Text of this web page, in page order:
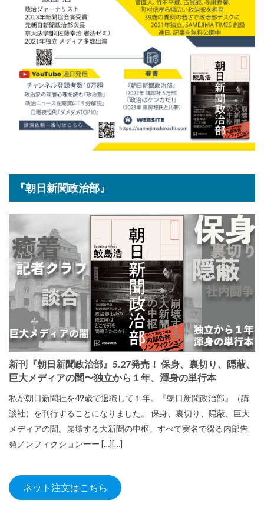
『朝日新聞政治部』
新刊『朝日新聞政治部』5.27発売！ 保身、裏切り、隠蔽、
巨大メディアの闇〜独立から１年、渾身の単行本
私が朝日新聞社を49歳で退職して１年。『朝日新聞政治部』（講
談社）を刊行することになりました。 保身、裏切り、隠蔽、巨大
メディアの闇。崩壊する大新聞の中枢。すべて実名で綴る内部告
発ノンフィクションーー […][…]
ネット注文はこちら